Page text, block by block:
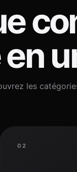
les
02